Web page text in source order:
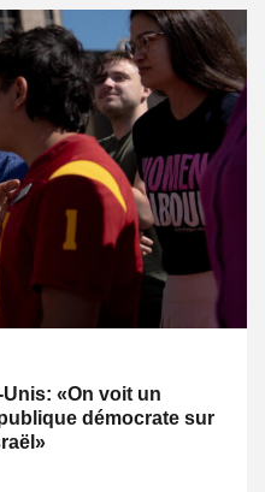
«On voit un
démocrate sur